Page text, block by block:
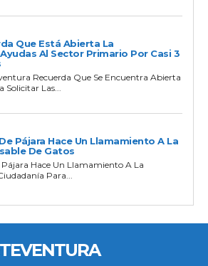
Que Está Abierta La
Al Sector Primario Por Casi 3
Recuerda Que Se Encuentra Abierta
Las...
Pájara Hace Un Llamamiento A La
De Gatos
Hace Un Llamamiento A La
Para...